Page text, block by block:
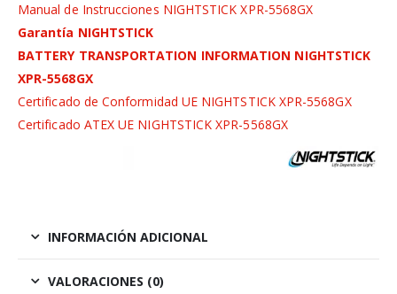
Manual de Instrucciones NIGHTSTICK XPR-5568GX
Garantía NIGHTSTICK
BATTERY TRANSPORTATION INFORMATION NIGHTSTICK
XPR-5568GX
Certificado de Conformidad UE NIGHTSTICK XPR-5568GX
Certificado ATEX UE NIGHTSTICK XPR-5568GX
INFORMACIÓN ADICIONAL
VALORACIONES (0)